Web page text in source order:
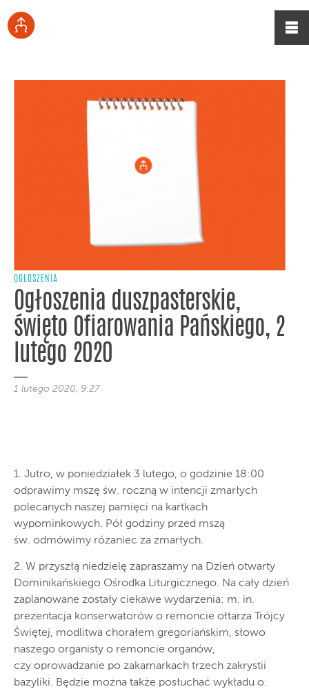
OGŁOSZENIA
Ogłoszenia duszpasterskie,
święto Ofiarowania Pańskiego, 2
lutego 2020
1 lutego 2020, 9:27
1. Jutro, w poniedziałek 3 lutego, o godzinie 18:00
odprawimy mszę św. roczną w intencji zmarłych
polecanych naszej pamięci na kartkach
wypominkowych. Pół godziny przed mszą
św. odmówimy różaniec za zmarłych.
2. W przyszłą niedzielę zapraszamy na Dzień otwarty
Dominikańskiego Ośrodka Liturgicznego. Na cały dzień
zaplanowane zostały ciekawe wydarzenia: m. in.
prezentacja konserwatorów o remoncie ołtarza Trójcy
Świętej, modlitwa chorałem gregoriańskim, słowo
naszego organisty o remoncie organów,
czy oprowadzanie po zakamarkach trzech zakrystii
bazyliki. Będzie można także posłuchać wykładu o.